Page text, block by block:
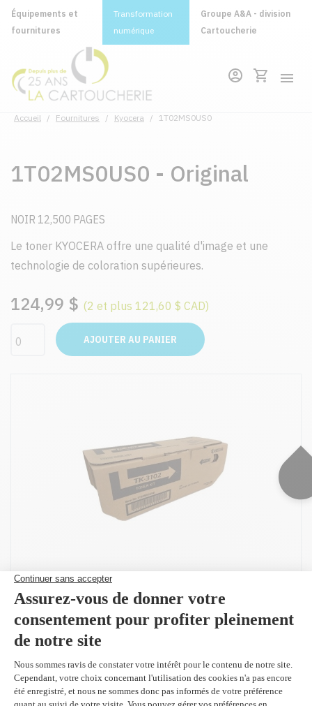
Équipements et
fournitures
Transformation
numérique
Groupe A&A - division
Cartoucherie
Accueil / Fournitures / Kyocera / 1T02MS0US0
1T02MS0US0 - Original
NOIR 12,500 PAGES
Le toner KYOCERA offre une qualité d'image et une
technologie de coloration supérieures.
124,99 $ (2 et plus 121,60 $ CAD)
AJOUTER AU PANIER
Produit(s) alternatif(s)
Compatible en
remplacement du
1T02MS0US0